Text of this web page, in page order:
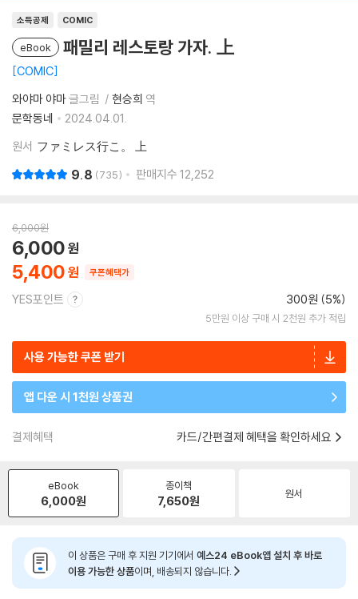
소득공제 COMIC
eBook 패밀리 레스토랑 가자. 上
COMIC
와야마 야마글그림 현승희 역
문학동네
2024.04.01.
원서 ファミレス行こ。 上
9.8 735 판매지수 12,252
6,000원
5,400
6,000
쿠폰혜택가
YES포인트 300원 (5%)
5만원 이상 구매 시 2천원 추가 적립
사용 가능한 쿠폰 받기
앱 다운 시 1천원 상품권
결제혜택 카드/간편결제 혜택을 확인하세요
eBook
6,000원
종이책
7,650원 원서
이 상품은 구매 후 지원 기기에서 예스24 eBook앱 설치 후 바로
이용 가능한 상품이며, 배송되지 않습니다.